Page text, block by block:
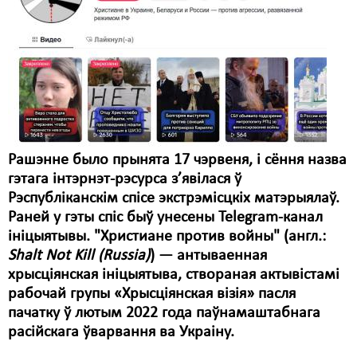
Рашэнне было прынята 17 чэрвеня, і сёння назва
гэтага інтэрнэт-рэсурса з’явілася ў
Рэспубліканскім спісе экстрэмісцкіх матэрыялаў.
Раней у гэты спіс быў унесены Telegram-канал
ініцыятывы. "Христиане против войны" (англ.:
Shalt Not Kill (Russia)) — антываенная
хрысціянская ініцыятыва, створаная актывістамі
рабочай групы «Хрысціянская візія» пасля
пачатку ў лютым 2022 года паўнамаштабнага
расійскага ўварвання ва Украіну.
Сьмяротнае пакараньне
Экалёгія
Правы працоўных
Сацыяльныя правы